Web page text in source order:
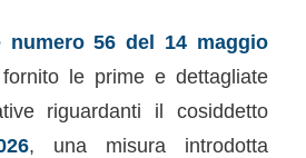
numero 56 del 14 maggio
le prime e dettagliate
riguardanti il cosiddetto
, una misura introdotta